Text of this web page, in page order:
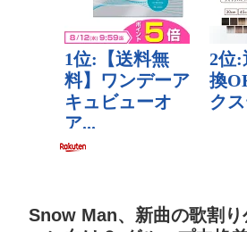
Snow Man、新曲の歌割り